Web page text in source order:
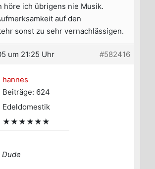
höre ich übrigens nie Musik.
auf den
sonst zu sehr vernachlässigen.
um 21:25 Uhr #582416
hannes
Beiträge: 624
Edeldomestik
★★★★★★